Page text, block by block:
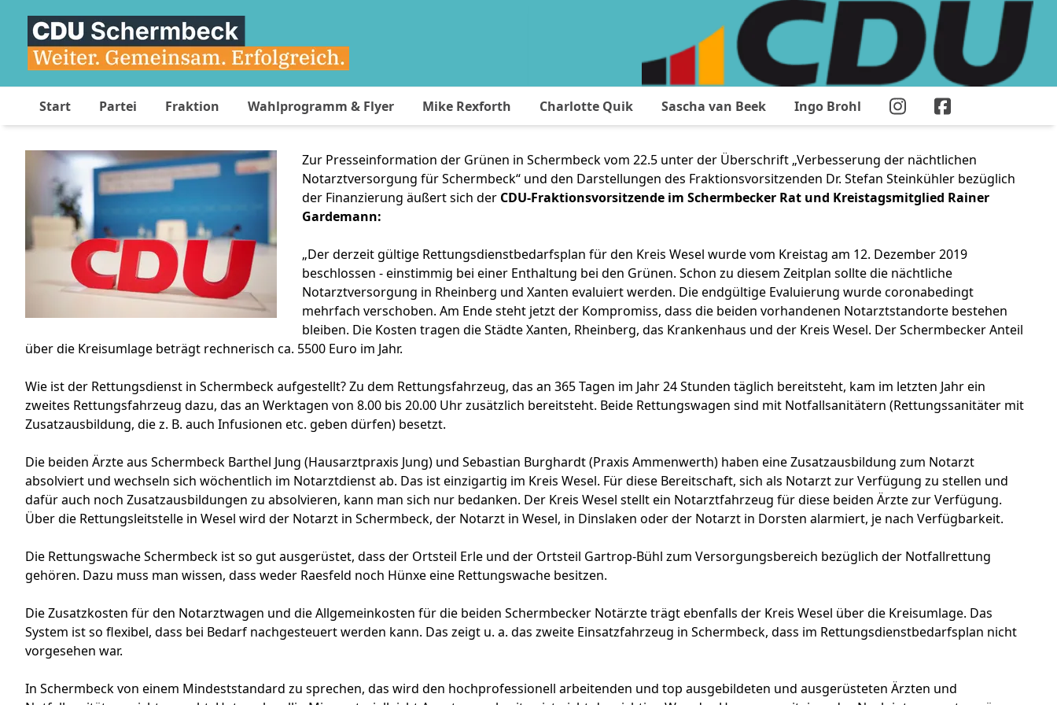
Start Partei Fraktion Wahlprogramm & Flyer Mike Rexforth Charlotte Quik Sascha van Beek Ingo Brohl
Zur Presseinformation der Grünen in Schermbeck vom 22.5 unter der Überschrift „Verbesserung der nächtlichen
Notarztversorgung für Schermbeck“ und den Darstellungen des Fraktionsvorsitzenden Dr. Stefan Steinkühler bezüglich
der Finanzierung äußert sich der CDU-Fraktionsvorsitzende im Schermbecker Rat und Kreistagsmitglied Rainer
Gardemann:
„Der derzeit gültige Rettungsdienstbedarfsplan für den Kreis Wesel wurde vom Kreistag am 12. Dezember 2019
beschlossen - einstimmig bei einer Enthaltung bei den Grünen. Schon zu diesem Zeitplan sollte die nächtliche
Notarztversorgung in Rheinberg und Xanten evaluiert werden. Die endgültige Evaluierung wurde coronabedingt
mehrfach verschoben. Am Ende steht jetzt der Kompromiss, dass die beiden vorhandenen Notarztstandorte bestehen
bleiben. Die Kosten tragen die Städte Xanten, Rheinberg, das Krankenhaus und der Kreis Wesel. Der Schermbecker Anteil
über die Kreisumlage beträgt rechnerisch ca. 5500 Euro im Jahr.
Wie ist der Rettungsdienst in Schermbeck aufgestellt? Zu dem Rettungsfahrzeug, das an 365 Tagen im Jahr 24 Stunden täglich bereitsteht, kam im letzten Jahr ein
zweites Rettungsfahrzeug dazu, das an Werktagen von 8.00 bis 20.00 Uhr zusätzlich bereitsteht. Beide Rettungswagen sind mit Notfallsanitätern (Rettungssanitäter mit
Zusatzausbildung, die z. B. auch Infusionen etc. geben dürfen) besetzt.
Die beiden Ärzte aus Schermbeck Barthel Jung (Hausarztpraxis Jung) und Sebastian Burghardt (Praxis Ammenwerth) haben eine Zusatzausbildung zum Notarzt
absolviert und wechseln sich wöchentlich im Notarztdienst ab. Das ist einzigartig im Kreis Wesel. Für diese Bereitschaft, sich als Notarzt zur Verfügung zu stellen und
dafür auch noch Zusatzausbildungen zu absolvieren, kann man sich nur bedanken. Der Kreis Wesel stellt ein Notarztfahrzeug für diese beiden Ärzte zur Verfügung.
Über die Rettungsleitstelle in Wesel wird der Notarzt in Schermbeck, der Notarzt in Wesel, in Dinslaken oder der Notarzt in Dorsten alarmiert, je nach Verfügbarkeit.
Die Rettungswache Schermbeck ist so gut ausgerüstet, dass der Ortsteil Erle und der Ortsteil Gartrop-Bühl zum Versorgungsbereich bezüglich der Notfallrettung
gehören. Dazu muss man wissen, dass weder Raesfeld noch Hünxe eine Rettungswache besitzen.
Die Zusatzkosten für den Notarztwagen und die Allgemeinkosten für die beiden Schermbecker Notärzte trägt ebenfalls der Kreis Wesel über die Kreisumlage. Das
System ist so flexibel, dass bei Bedarf nachgesteuert werden kann. Das zeigt u. a. das zweite Einsatzfahrzeug in Schermbeck, dass im Rettungsdienstbedarfsplan nicht
vorgesehen war.
In Schermbeck von einem Mindeststandard zu sprechen, das wird den hochprofessionell arbeitenden und top ausgebildeten und ausgerüsteten Ärzten und